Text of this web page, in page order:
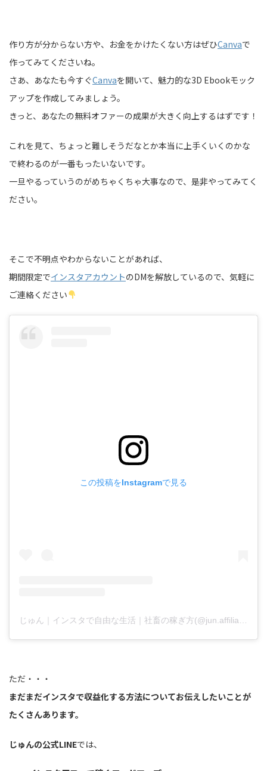
作り方が分からない方や、お金をかけたくない方はぜひCanvaで
作ってみてくださいね。
さあ、あなたも今すぐCanvaを開いて、魅力的な3D Ebookモック
アップを作成してみましょう。
きっと、あなたの無料オファーの成果が大きく向上するはずです！
これを見て、ちょっと難しそうだなとか本当に上手くいくのかな
で終わるのが一番もったいないです。
一旦やるっていうのがめちゃくちゃ大事なので、是非やってみてく
ださい。
そこで不明点やわからないことがあれば、
期間限定でインスタアカウントのDMを解放しているので、気軽に
ご連絡ください
この投稿をInstagramで見る
ただ・・・
まだまだインスタで収益化する方法についてお伝えしたいことが
たくさんあります。
じゅんの公式LINEでは、